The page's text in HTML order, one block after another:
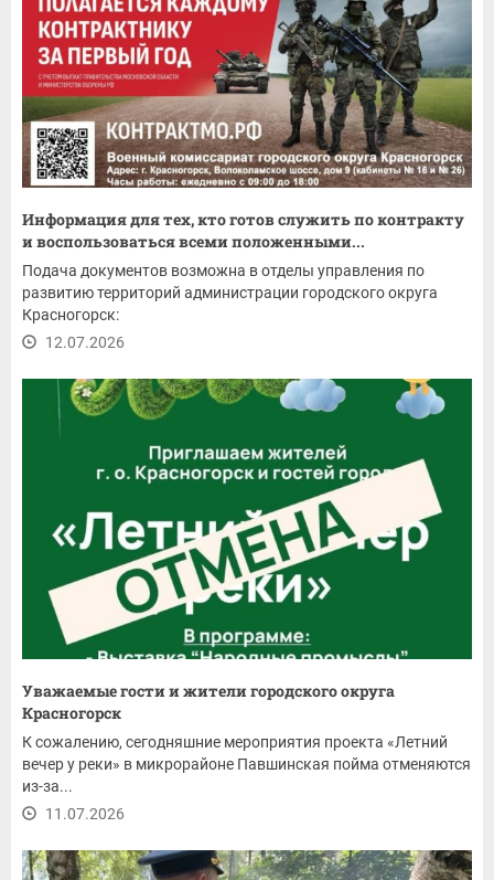
Информация для тех, кто готов служить по контракту
и воспользоваться всеми положенными...
Подача документов возможна в отделы управления по
развитию территорий администрации городского округа
Красногорск:
12.07.2026
Уважаемые гости и жители городского округа
Красногорск
К сожалению, сегодняшние мероприятия проекта «Летний
вечер у реки» в микрорайоне Павшинская пойма отменяются
из-за...
11.07.2026